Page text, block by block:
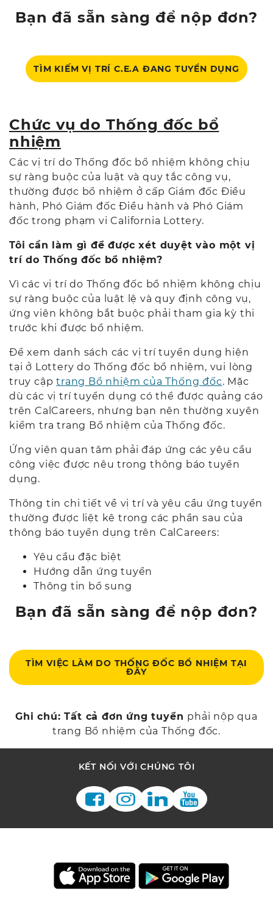
Bạn đã sẵn sàng để nộp đơn?
TÌM KIẾM VỊ TRÍ C.E.A ĐANG TUYỂN DỤNG
Chức vụ do Thống đốc bổ
nhiệm
Các vị trí do Thống đốc bổ nhiệm không chịu
sự ràng buộc của luật và quy tắc công vụ,
thường được bổ nhiệm ở cấp Giám đốc Điều
hành, Phó Giám đốc Điều hành và Phó Giám
đốc trong phạm vi California Lottery.
Tôi cần làm gì để được xét duyệt vào một vị
trí do Thống đốc bổ nhiệm?
Vì các vị trí do Thống đốc bổ nhiệm không chịu
sự ràng buộc của luật lệ và quy định công vụ,
ứng viên không bắt buộc phải tham gia kỳ thi
trước khi được bổ nhiệm.
Để xem danh sách các vị trí tuyển dụng hiện
tại ở Lottery do Thống đốc bổ nhiệm, vui lòng
truy cậptrang Bổ nhiệm của Thống đốc. Mặc
dù các vị trí tuyển dụng có thể được quảng cáo
trên CalCareers, nhưng bạn nên thường xuyên
kiểm tra trang Bổ nhiệm của Thống đốc.
Ứng viên quan tâm phải đáp ứng các yêu cầu
công việc được nêu trong thông báo tuyển
dụng.
Thông tin chi tiết về vị trí và yêu cầu ứng tuyển
thường được liệt kê trong các phần sau của
thông báo tuyển dụng trên CalCareers:
Yêu cầu đặc biệt
Hướng dẫn ứng tuyển
Thông tin bổ sung
Bạn đã sẵn sàng để nộp đơn?
TÌM VIỆC LÀM DO THỐNG ĐỐC BỔ NHIỆM TẠI
ĐÂY
Ghi chú: Tất cả đơn ứng tuyển phải nộp qua
trang Bổ nhiệm của Thống đốc.
KẾT NỐI VỚI CHÚNG TÔI